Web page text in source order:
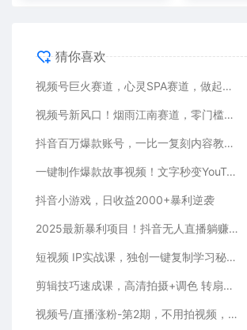
猜你喜欢
视频号巨火赛道，心灵SPA赛道，做起来超简单，每天收益800+
视频号新风口！烟雨江南赛道，零门槛日入 500+
抖音百万爆款账号，一比一复刻内容教程，从0-1实操课，小白也能学会，复制爆款，月入10w+
一键制作爆款故事视频！文字秒变YouTube自动发布的傻瓜式教程
抖音小游戏，日收益2000+暴利逆袭
2025最新暴利项目！抖音无人直播躺赚攻略！抖音无人直播3.0玩法！0门槛…
短视频 IP实战课，独创一键复制学习秘籍，转战新领域，月赚五万轻松行
剪辑技巧速成课，高清拍摄+调色 转扇子，建筑-抠图精通，新手秒变剪辑专家
视频号/直播涨粉-第2期，不用拍视频，不用卖货，在直播间做菜，就可以搞钱